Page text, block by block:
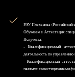
РЭУ Плеханова (Российский
Обучение и Аттестация
Получены:
- Квалификационный
деятельность по
- Квалификационный
паевыми инвестиционными